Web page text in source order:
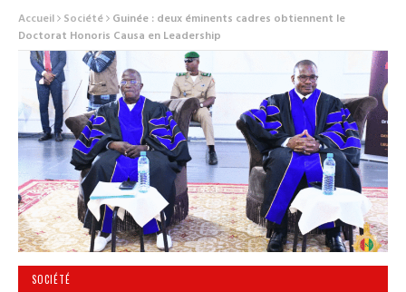
Accueil Société Guinée : deux éminents cadres obtiennent le
Doctorat Honoris Causa en Leadership
SOCIÉTÉ